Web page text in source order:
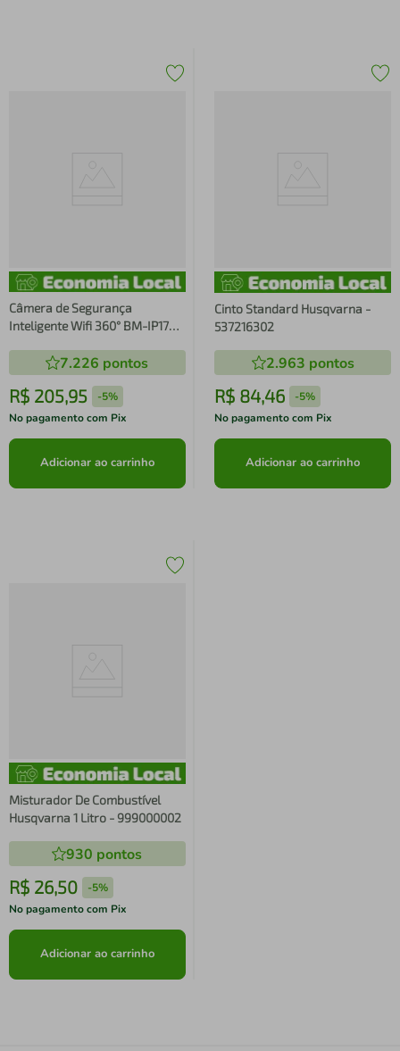
Câmera de Segurança
Inteligente Wifi 360° BM-IP170 -
7.226 pontos
R$ 205,95 -5%
No pagamento com Pix
Adicionar ao carrinho
Cinto Standard Husqvarna -
537216302
2.963 pontos
R$ 84,46 -5%
No pagamento com Pix
Adicionar ao carrinho
Misturador De Combustível
Husqvarna 1 Litro - 999000002
930 pontos
R$ 26,50 -5%
No pagamento com Pix
Adicionar ao carrinho